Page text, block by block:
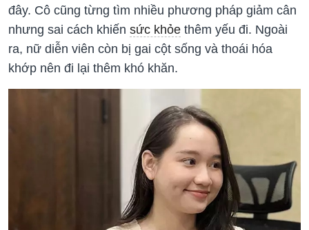
đây. Cô cũng từng tìm nhiều phương pháp giảm cân
nhưng sai cách khiến sức khỏe thêm yếu đi. Ngoài
ra, nữ diễn viên còn bị gai cột sống và thoái hóa
khớp nên đi lại thêm khó khăn.